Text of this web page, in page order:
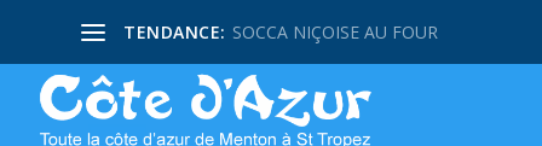
TENDANCE: SOCCA NIÇOISE AU FOUR